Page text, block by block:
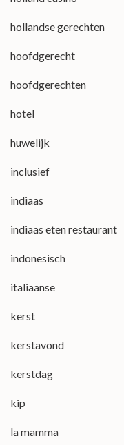
hollandse gerechten
hoofdgerecht
hoofdgerechten
hotel
huwelijk
inclusief
indiaas
indiaas eten restaurant
indonesisch
italiaanse
kerst
kerstavond
kerstdag
kip
la mamma